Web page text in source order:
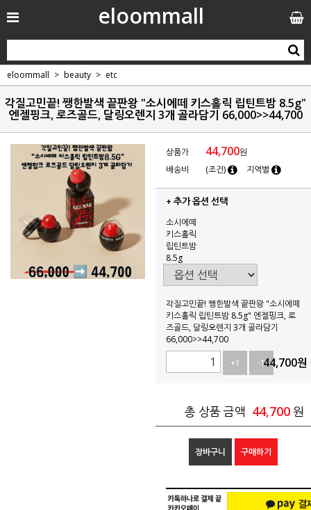
eloommall
eloommall beauty etc
각질고민끝! 쨍한발색 끝판왕 "소시에떼 키스홀릭 립틴트밤 8.5g"
엔젤핑크, 로즈골드, 달링오렌지 3개 골라담기 66,000>>44,700
상품가 44,700원
배송비
(조건) 지역별
+ 추가 옵션 선택
소시에떼
키스홀릭
립틴트밤
8.5g
각질고민끝! 쨍한발색 끝판왕 "소시에떼
키스홀릭 립틴트밤 8.5g" 엔젤핑크, 로
즈골드, 달링오렌지 3개 골라담기
66,000>>44,700
+1
-144,700원
총 상품 금액 44,700 원
장바구니 구매하기